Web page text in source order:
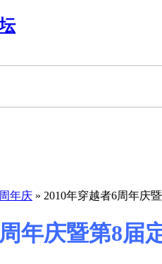
年庆 » 2010年穿越者6周年庆
年庆暨第8届